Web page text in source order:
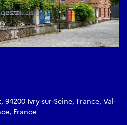
94200 Ivry-sur-Seine, France, Val-
France